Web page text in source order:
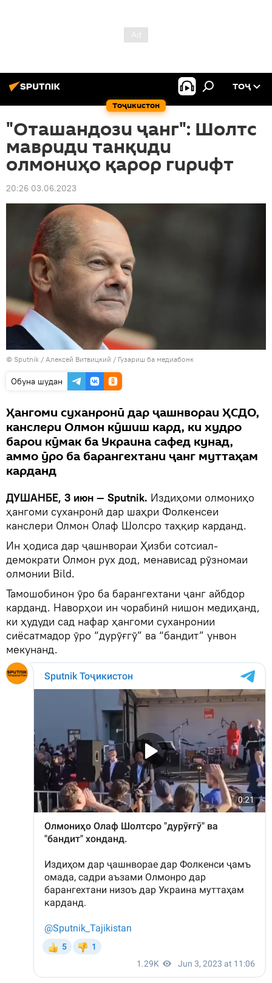
Тоҷикистон
ТОҶ
"Оташандози ҷанг": Шолтс
мавриди танқиди
олмониҳо қарор гирифт
20:26 03.06.2023
© Sputnik / Алексей Витвицкий / Гузариш ба медиабонк
Обуна шудан
Ҳангоми суханронӣ дар ҷашнвораи ҲСДО,
канслери Олмон кӯшиш кард, ки худро
барои кӯмак ба Украина сафед кунад,
аммо ӯро ба барангехтани ҷанг муттаҳам
карданд
ДУШАНБЕ, 3 июн — Sputnik. Издиҳоми олмониҳо
ҳангоми суханронӣ дар шаҳри Фолкенсеи
канслери Олмон Олаф Шолсро таҳқир карданд.
Ин ҳодиса дар ҷашнвораи Ҳизби сотсиал-
демократи Олмон рух дод, менависад рӯзномаи
олмонии Bild.
Тамошобинон ӯро ба барангехтани ҷанг айбдор
карданд. Наворҳои ин чорабинӣ нишон медиҳанд,
ки ҳудуди сад нафар ҳангоми суханронии
сиёсатмадор ӯро “дурӯғгӯ” ва “бандит” унвон
мекунанд.